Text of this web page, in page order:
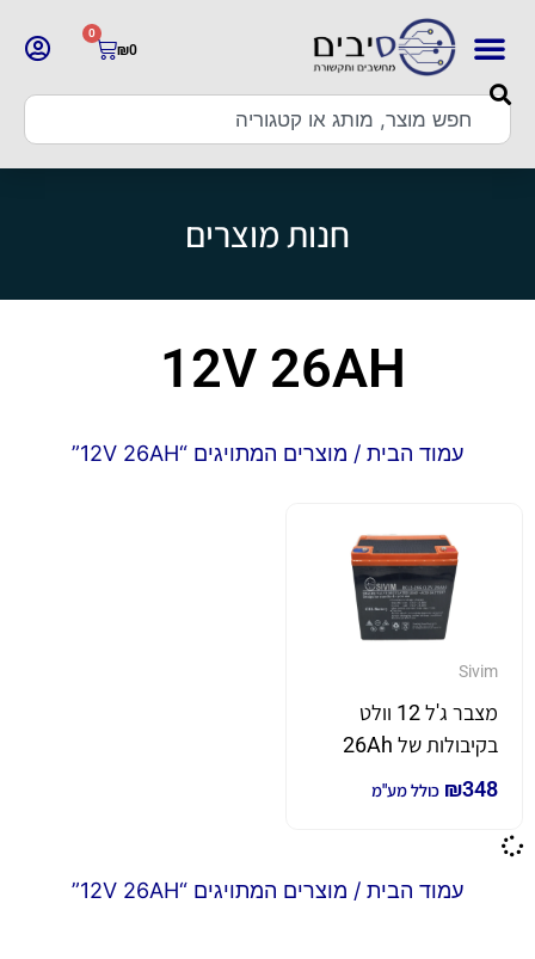
₪0
0
חנות מוצרים
12V 26AH
עמוד הבית / מוצרים המתויגים “12V 26AH”
Sivim
מצבר ג'ל 12 וולט
בקיבולות של 26Ah
₪348 כולל מע"מ
עמוד הבית / מוצרים המתויגים “12V 26AH”